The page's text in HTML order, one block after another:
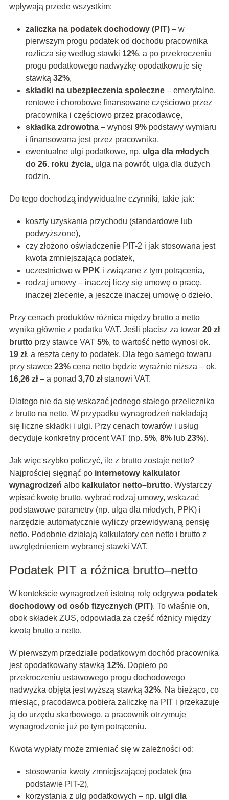
wpływają przede wszystkim:
zaliczka na podatek dochodowy (PIT)– w
pierwszym progu podatek od dochodu pracownika
rozlicza się według stawki 12%, a po przekroczeniu
progu podatkowego nadwyżkę opodatkowuje się
stawką 32%,
składki na ubezpieczenia społeczne– emerytalne,
rentowe i chorobowe finansowane częściowo przez
pracownika i częściowo przez pracodawcę,
składka zdrowotna– wynosi 9%podstawy wymiaru
i finansowana jest przez pracownika,
ewentualne ulgi podatkowe, np. ulga dla młodych
do 26. roku życia, ulga na powrót, ulga dla dużych
rodzin.
Do tego dochodzą indywidualne czynniki, takie jak:
koszty uzyskania przychodu (standardowe lub
podwyższone),
czy złożono oświadczenie PIT-2 i jak stosowana jest
kwota zmniejszająca podatek,
uczestnictwo w PPK i związane z tym potrącenia,
rodzaj umowy – inaczej liczy się umowę o pracę,
inaczej zlecenie, a jeszcze inaczej umowę o dzieło.
Przy cenach produktów różnica między brutto a netto
wynika głównie z podatku VAT. Jeśli płacisz za towar 20 zł
bruttoprzy stawce VAT 5%, to wartość netto wynosi ok.
19 zł, a reszta ceny to podatek. Dla tego samego towaru
przy stawce 23%cena netto będzie wyraźnie niższa – ok.
16,26 zł– a ponad 3,70 złstanowi VAT.
Dlatego nie da się wskazać jednego stałego przelicznika
z brutto na netto. W przypadku wynagrodzeń nakładają
się liczne składki i ulgi. Przy cenach towarów i usług
decyduje konkretny procent VAT (np. 5%, 8%lub 23%).
Jak więc szybko policzyć, ile z brutto zostaje netto?
Najprościej sięgnąć po internetowy kalkulator
wynagrodzeń albo kalkulator netto–brutto. Wystarczy
wpisać kwotę brutto, wybrać rodzaj umowy, wskazać
podstawowe parametry (np. ulga dla młodych, PPK) i
narzędzie automatycznie wyliczy przewidywaną pensję
netto. Podobnie działają kalkulatory cen netto i brutto z
uwzględnieniem wybranej stawki VAT.
Podatek PIT a różnica brutto–netto
W kontekście wynagrodzeń istotną rolę odgrywa podatek
dochodowy od osób fizycznych (PIT). To właśnie on,
obok składek ZUS, odpowiada za część różnicy między
kwotą brutto a netto.
W pierwszym przedziale podatkowym dochód pracownika
jest opodatkowany stawką 12%. Dopiero po
przekroczeniu ustawowego progu dochodowego
nadwyżka objęta jest wyższą stawką 32%. Na bieżąco, co
miesiąc, pracodawca pobiera zaliczkę na PIT i przekazuje
ją do urzędu skarbowego, a pracownik otrzymuje
wynagrodzenie już po tym potrąceniu.
Kwota wypłaty może zmieniać się w zależności od:
stosowania kwoty zmniejszającej podatek (na
podstawie PIT-2),
korzystania z ulg podatkowych – np. ulgi dla